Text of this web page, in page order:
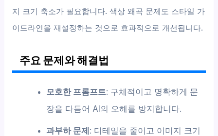
지 크기 축소가 필요합니다. 색상 왜곡 문제도 스타일 가
이드라인을 재설정하는 것으로 효과적으로 개선됩니다.
주요 문제와 해결법
모호한 프롬프트: 구체적이고 명확하게 문
장을 다듬어 AI의 오해를 방지합니다.
과부하 문제: 디테일을 줄이고 이미지 크기